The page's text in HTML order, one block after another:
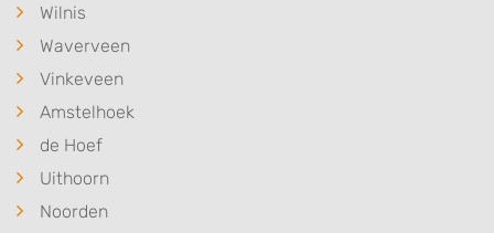
Wilnis
Waverveen
Vinkeveen
Amstelhoek
de Hoef
Uithoorn
Noorden